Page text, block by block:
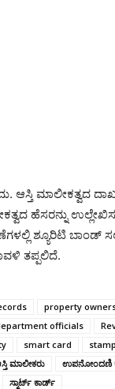
ಆಸ್ತಿ ಮಾಲೀಕತ್ವದ
ಹೆಸರನ್ನು
ಶ್ಯೂರಿಟಿ ಬಾಂಡ್
ತಪ್ಪಲಿದೆ.
property
officials
smart card
ಮಾಲೀಕರು ಉಪನೋಂದಣಿ
ಸ್ಮಾರ್ಟ್ ಕಾರ್ಡ್